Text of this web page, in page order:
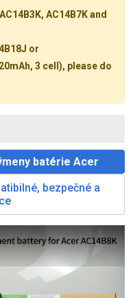
AC14B7K and
or
3 cell), please do
batérie Acer
bezpečné a